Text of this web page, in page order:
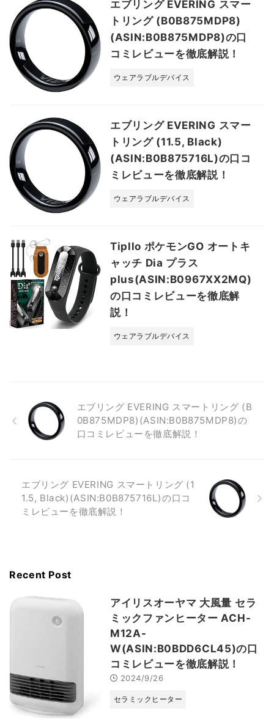
エブリング EVERING スマー
トリング (B0B875MDP8)
(ASIN:B0B875MDP8)の口
コミレビューを徹底解説！
ウェアラブルデバイス
エブリング EVERING スマー
トリング (11.5, Black)
(ASIN:B0B875716L)の口コ
ミレビューを徹底解説！
ウェアラブルデバイス
Tipllo ポケモンGO オートキ
ャッチ Dia プラス
plus(ASIN:B0967XX2MQ)
の口コミレビューを徹底解
説！
ウェアラブルデバイス
エブリング EVERING スマートリング (B
0B875MDP8)(ASIN:B0B875MDP8)の
口コミレビューを徹底解説！
エブリング EVERING スマートリング (1
1.5, Black)(ASIN:B0B875716L)の口コ
ミレビューを徹底解説！
Recent Post
アイリスオーヤマ 大風量 セラ
ミックファンヒーター ACH-
M12A-
W(ASIN:B0BDD6CL45)の口
コミレビューを徹底解説！
2024/9/26
セラミックヒーター